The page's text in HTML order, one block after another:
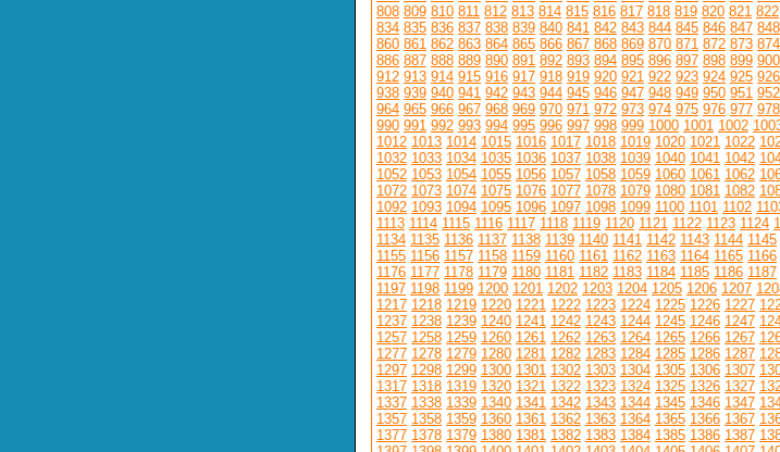
808 809 810 811 812 813 814 815 816 817 818 819 820 821 822
834 835 836 837 838 839 840 841 842 843 844 845 846 847 848
860 861 862 863 864 865 866 867 868 869 870 871 872 873 874
886 887 888 889 890 891 892 893 894 895 896 897 898 899 900
912 913 914 915 916 917 918 919 920 921 922 923 924 925 926
938 939 940 941 942 943 944 945 946 947 948 949 950 951 952
964 965 966 967 968 969 970 971 972 973 974 975 976 977 978
990 991 992 993 994 995 996 997 998 999 1000 1001 1002
1012 1013 1014 1015 1016 1017 1018 1019 1020 1021 1022
1032 1033 1034 1035 1036 1037 1038 1039 1040 1041 1042
1052 1053 1054 1055 1056 1057 1058 1059 1060 1061 1062
1072 1073 1074 1075 1076 1077 1078 1079 1080 1081 1082
1092 1093 1094 1095 1096 1097 1098 1099 1100 1101 1102
1113 1114 1115 1116 1117 1118 1119 1120 1121 1122 1123 1124
1134 1135 1136 1137 1138 1139 1140 1141 1142 1143 1144 1145
1155 1156 1157 1158 1159 1160 1161 1162 1163 1164 1165 1166
1176 1177 1178 1179 1180 1181 1182 1183 1184 1185 1186 1187
1197 1198 1199 1200 1201 1202 1203 1204 1205 1206 1207
1217 1218 1219 1220 1221 1222 1223 1224 1225 1226 1227
1237 1238 1239 1240 1241 1242 1243 1244 1245 1246 1247
1257 1258 1259 1260 1261 1262 1263 1264 1265 1266 1267
1277 1278 1279 1280 1281 1282 1283 1284 1285 1286 1287
1297 1298 1299 1300 1301 1302 1303 1304 1305 1306 1307
1317 1318 1319 1320 1321 1322 1323 1324 1325 1326 1327
1337 1338 1339 1340 1341 1342 1343 1344 1345 1346 1347
1357 1358 1359 1360 1361 1362 1363 1364 1365 1366 1367
1377 1378 1379 1380 1381 1382 1383 1384 1385 1386 1387